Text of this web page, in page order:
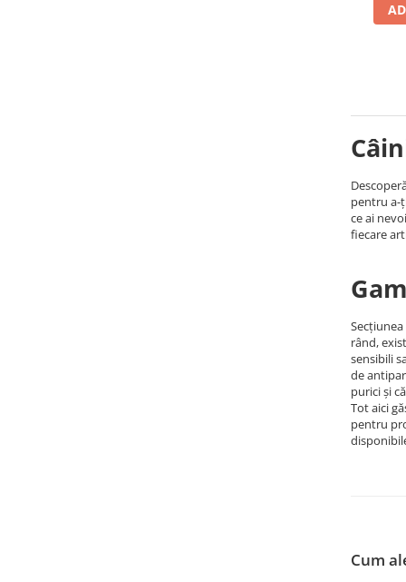
pentru a-
ce ai
fiecare
rând,
sensibili
de
purici și
Tot aici
pentru
Cum